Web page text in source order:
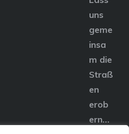
uns
geme
insa
m die
Straß
en
erob
ern…